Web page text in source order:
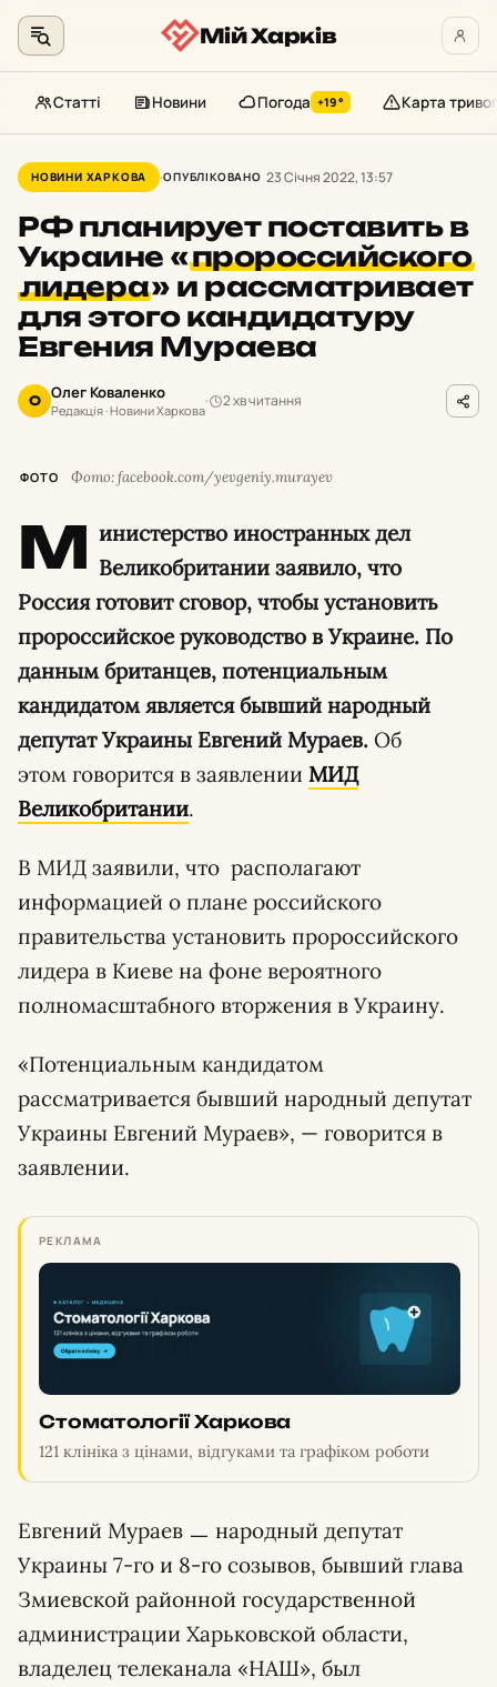
до
контенту
Мій Харків
Статті Новини Погода +19° Карта тривог
НОВИНИ ХАРКОВА ОПУБЛІКОВАНО 23 Січня 2022, 13:57
РФ планирует поставить в
Украине «пророссийского
лидера» и рассматривает
для этого кандидатуру
Евгения Мураева
О Олег Коваленко
Редакція · Новини Харкова
2 хв читання
ФОТО Фото: facebook.com/yevgeniy.murayev
М инистерство иностранных дел
Великобритании заявило, что
Россия готовит сговор, чтобы установить
пророссийское руководство в Украине. По
данным британцев, потенциальным
кандидатом является бывший народный
депутат Украины Евгений Мураев. Об
этом говорится в заявлении МИД
Великобритании.
В МИД заявили, что располагают
информацией о плане российского
правительства установить пророссийского
лидера в Киеве на фоне вероятного
полномасштабного вторжения в Украину.
«Потенциальным кандидатом
рассматривается бывший народный депутат
Украины Евгений Мураев», — говорится в
заявлении.
РЕКЛАМА
Стоматології Харкова
121 клініка з цінами, відгуками та графіком роботи
Евгений Мураев ㅡ народный депутат
Украины 7-го и 8-го созывов, бывший глава
Змиевской районной государственной
администрации Харьковской области,
владелец телеканала «НАШ», был